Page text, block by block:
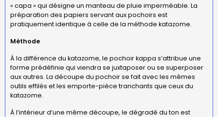
« capa » qui désigne un manteau de pluie imperméable. La
préparation des papiers servant aux pochoirs est
pratiquement identique à celle de la méthode katazome.
Méthode
À la différence du katazome, le pochoir kappa s’attribue une
forme prédéfinie qui viendra se juxtaposer ou se superposer
aux autres. La découpe du pochoir se fait avec les mêmes
outils effilés et les emporte-pièce tranchants que ceux du
katazome.
À l’intérieur d’une même découpe, le dégradé du ton est